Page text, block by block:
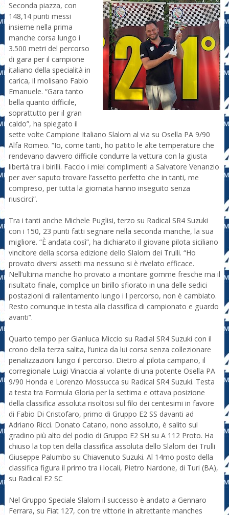
Seconda piazza, con
148,14 punti messi
insieme nella prima
manche corsa lungo i
3.500 metri del percorso
di gara per il campione
italiano della specialità in
carica, il molisano Fabio
Emanuele. “Gara tanto
bella quanto difficile,
soprattutto per il gran
caldo”, ha spiegato il
sette volte Campione Italiano Slalom al via su Osella PA 9/90
Alfa Romeo. “Io, come tanti, ho patito le alte temperature che
rendevano davvero difficile condurre la vettura con la giusta
libertà tra i birilli. Faccio i miei complimenti a Salvatore Venanzio
per aver saputo trovare l’assetto perfetto che in tanti, me
compreso, per tutta la giornata hanno inseguito senza
riuscirci”.
Tra i tanti anche Michele Puglisi, terzo su Radical SR4 Suzuki
con i 150, 23 punti fatti segnare nella seconda manche, la sua
migliore. “È andata così”, ha dichiarato il giovane pilota siciliano
vincitore della scorsa edizione dello Slalom dei Trulli. “Ho
provato diversi assetti ma nessuno si è rivelato efficace.
Nell’ultima manche ho provato a montare gomme fresche ma il
risultato finale, complice un birillo sfiorato in una delle sedici
postazioni di rallentamento lungo i l percorso, non è cambiato.
Resto comunque in testa alla classifica di campionato e guardo
avanti”.
Quarto tempo per Gianluca Miccio su Radial SR4 Suzuki con il
crono della terza salita, l’unica da lui corsa senza collezionare
penalizzazioni lungo il percorso. Dietro al pilota campano, il
corregionale Luigi Vinaccia al volante di una potente Osella PA
9/90 Honda e Lorenzo Mossucca su Radical SR4 Suzuki. Testa
a testa tra Formula Gloria per la settima e ottava posizione
della classifica assoluta risoltosi sul filo dei centesimi in favore
di Fabio Di Cristofaro, primo di Gruppo E2 SS davanti ad
Adriano Ricci. Donato Catano, nono assoluto, è salito sul
gradino più alto del podio di Gruppo E2 SH su A 112 Proto. Ha
chiuso la top ten della classifica assoluta dello Slalom dei Trulli
Giuseppe Palumbo su Chiavenuto Suzuki. Al 14mo posto della
classifica figura il primo tra i locali, Pietro Nardone, di Turi (BA),
su Radical E2 SC
Nel Gruppo Speciale Slalom il successo è andato a Gennaro
Ferrara, su Fiat 127, con tre vittorie in altrettante manches